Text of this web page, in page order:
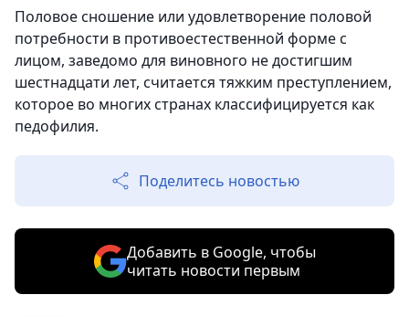
Половое сношение или удовлетворение половой
потребности в противоестественной форме с
лицом, заведомо для виновного не достигшим
шестнадцати лет, считается тяжким преступлением,
которое во многих странах классифицируется как
педофилия.
Поделитесь новостью
Добавить в Google, чтобы
читать новости первым